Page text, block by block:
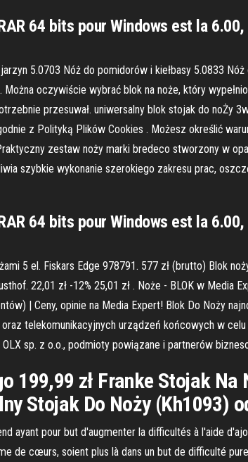
64 bits pour Windows est la
5.0703 Nóż do pomidorów i kiełbasy 5.0833 Nóż
oczywiście wybrać blok na noże, który
przesuwał. uniwersalny blok stojak do noŻy
z Polityką Plików Cookies . Możesz określić
zestaw noży marki bredeco stworzony w
szybkie wykonanie szerokiego zakresu prac,
64 bits pour Windows est la
5 el. Fiskars Edge 978791. 577 zł (brutto) Blok
22,01 zł -12% 25,01 zł . Noże - BLOK w Media
| Ceny, opinie na Media Expert! Blok Do Noży
telekomunikacyjnych urządzeń końcowych w celu
sp. z o.o., podmioty powiązane i partnerów
199,99 zł Franke Stojak Na
Stojak Do Noży (Kh1093)
ayant pour but d'augmenter la difficultés à l'aide
de cœurs, soient plus là dans un but de difficulté